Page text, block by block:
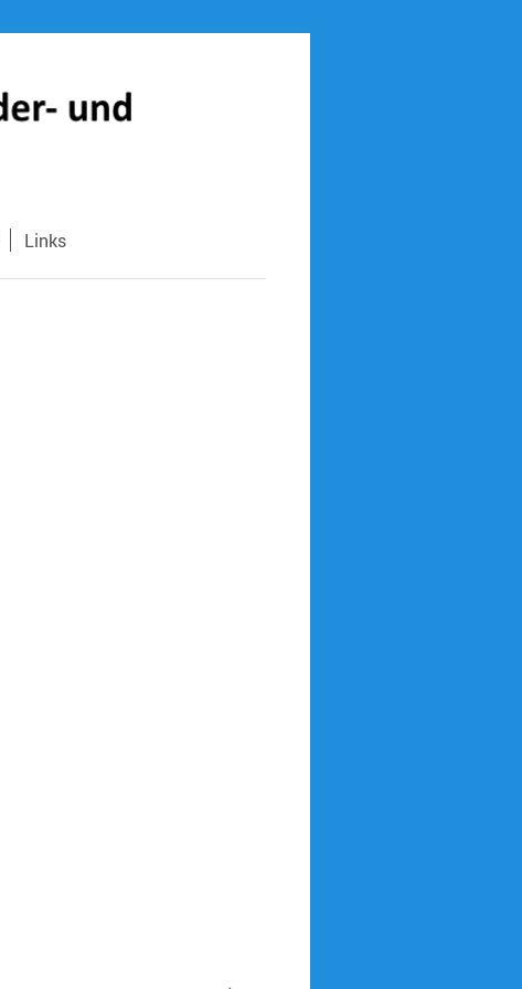
Links